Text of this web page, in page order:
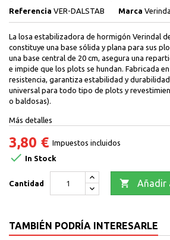
Referencia VER-DALSTAB Marca
La losa estabilizadora de hormigón Verindal
constituye una base sólida y plana para sus
una base central de 20 cm, asegura una
e impide que los plots se hundan. Fabricada
resistencia, garantiza estabilidad y
universal para todo tipo de plots y
o baldosas).
Más detalles
3,80 € Impuestos incluidos
 In Stock
Cantidad  Añadir
TAMBIÉN PODRÍA INTERESARLE